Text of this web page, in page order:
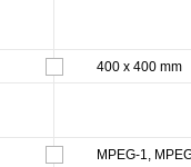
400 x 400 mm
MPEG-1,